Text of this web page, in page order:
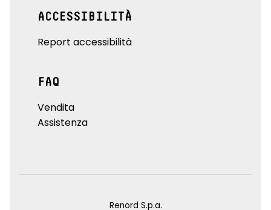
ACCESSIBILITÀ
Report accessibilità
FAQ
Vendita
Assistenza
Renord S.p.a.